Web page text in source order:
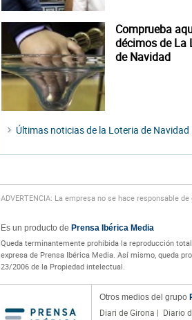
Comprueba
décimos de La
de Navidad
Últimas noticias de la Loteria de Navidad
ADVERTENCIA: La empresa no se hace responsable
Es un producto de Prensa Ibérica Media
Queda terminantemente prohibida la reproducción
expresa de Prensa Ibérica Media. Así mismo, queda
23/2006 de la Propiedad intelectual.
Otros medios del grupo
Diari de Girona | Diario